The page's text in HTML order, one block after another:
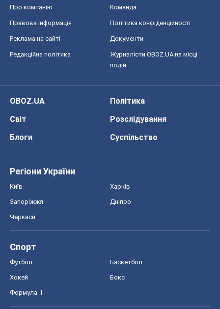
Про компанію Команда
Правова інформація Політика конфіденційності
Реклама на сайті Документи
Редакційна політика
Журналісти OBOZ.UA на місці
подій
OBOZ.UA
Політика
Світ
Розслідування
Блоги
Суспільство
Регіони України
Київ Харків
Запоріжжя Дніпро
Черкаси
Спорт
Футбол Баскетбол
Хокей Бокс
Формула-1